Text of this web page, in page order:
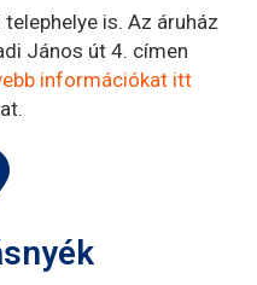
is. Az áruház
János út 4. címen
információkat itt